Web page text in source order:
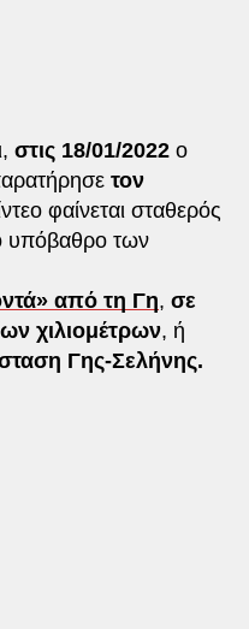
στις 18/01/2022ο
τον
φαίνεται σταθερός
υπόβαθρο των
από τη Γη, σε
χιλιομέτρων, ή
Γης-Σελήνης.